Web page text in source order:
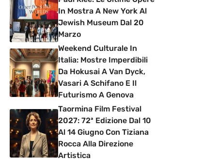
In Mostra A New York Al
Jewish Museum Dal 20
Marzo
Weekend Culturale In
Italia: Mostre Imperdibili
Da Hokusai A Van Dyck,
Vasari A Schifano E Il
Futurismo A Genova
Taormina Film Festival
2027: 72ª Edizione Dal 10
Al 14 Giugno Con Tiziana
Rocca Alla Direzione
Artistica